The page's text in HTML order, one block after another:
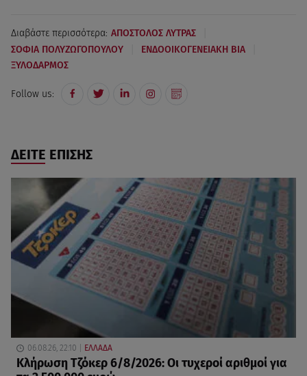
Διαβάστε περισσότερα: ΑΠΟΣΤΟΛΟΣ ΛΥΤΡΑΣ
ΣΟΦΙΑ ΠΟΛΥΖΩΓΟΠΟΥΛΟΥ ΕΝΔΟΟΙΚΟΓΕΝΕΙΑΚΗ ΒΙΑ
ΞΥΛΟΔΑΡΜΟΣ
Follow us:
ΔΕΙΤΕ ΕΠΙΣΗΣ
06.08.26, 22:10 ΕΛΛΑΔΑ
Κλήρωση Τζόκερ 6/8/2026: Οι τυχεροί αριθμοί για